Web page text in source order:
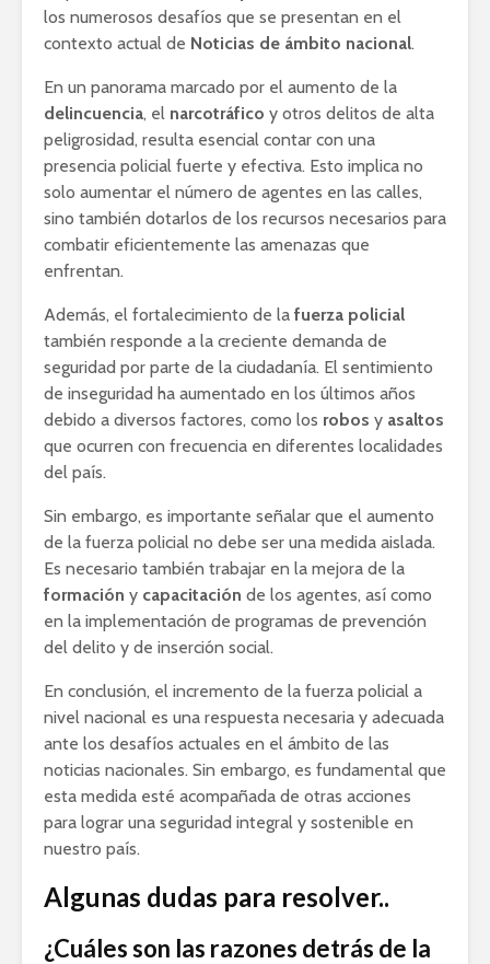
los numerosos desafíos que se presentan en el
contexto actual de Noticias de ámbito nacional.
En un panorama marcado por el aumento de la
delincuencia, el narcotráfico y otros delitos de alta
peligrosidad, resulta esencial contar con una
presencia policial fuerte y efectiva. Esto implica no
solo aumentar el número de agentes en las calles,
sino también dotarlos de los recursos necesarios para
combatir eficientemente las amenazas que
enfrentan.
Además, el fortalecimiento de la fuerza policial
también responde a la creciente demanda de
seguridad por parte de la ciudadanía. El sentimiento
de inseguridad ha aumentado en los últimos años
debido a diversos factores, como los robos y asaltos
que ocurren con frecuencia en diferentes localidades
del país.
Sin embargo, es importante señalar que el aumento
de la fuerza policial no debe ser una medida aislada.
Es necesario también trabajar en la mejora de la
formación y capacitación de los agentes, así como
en la implementación de programas de prevención
del delito y de inserción social.
En conclusión, el incremento de la fuerza policial a
nivel nacional es una respuesta necesaria y adecuada
ante los desafíos actuales en el ámbito de las
noticias nacionales. Sin embargo, es fundamental que
esta medida esté acompañada de otras acciones
para lograr una seguridad integral y sostenible en
nuestro país.
Algunas dudas para resolver..
¿Cuáles son las razones detrás de la